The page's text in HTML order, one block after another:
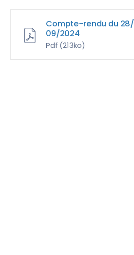
Compte-rendu du 28/
09/2024
Pdf (213ko)